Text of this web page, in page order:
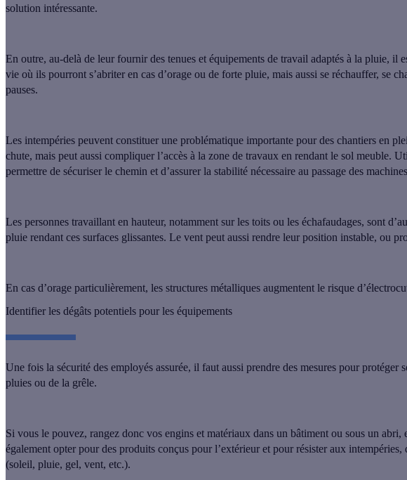
solution intéressante.
En outre, au-delà de leur fournir des tenues et équipements de travail adaptés à la pluie, il
vie où ils pourront s’abriter en cas d’orage ou de forte pluie, mais aussi se réchauffer, se
pauses.
Les intempéries peuvent constituer une problématique importante pour des chantiers en
chute, mais peut aussi compliquer l’accès à la zone de travaux en rendant le sol meuble.
permettre de sécuriser le chemin et d’assurer la stabilité nécessaire au passage des
Les personnes travaillant en hauteur, notamment sur les toits ou les échafaudages, sont
pluie rendant ces surfaces glissantes. Le vent peut aussi rendre leur position instable, ou
En cas d’orage particulièrement, les structures métalliques augmentent le risque
Identifier les dégâts potentiels pour les équipements
Une fois la sécurité des employés assurée, il faut aussi prendre des mesures pour protéger
pluies ou de la grêle.
Si vous le pouvez, rangez donc vos engins et matériaux dans un bâtiment ou sous un abri,
également opter pour des produits conçus pour l’extérieur et pour résister aux
(soleil, pluie, gel, vent, etc.).